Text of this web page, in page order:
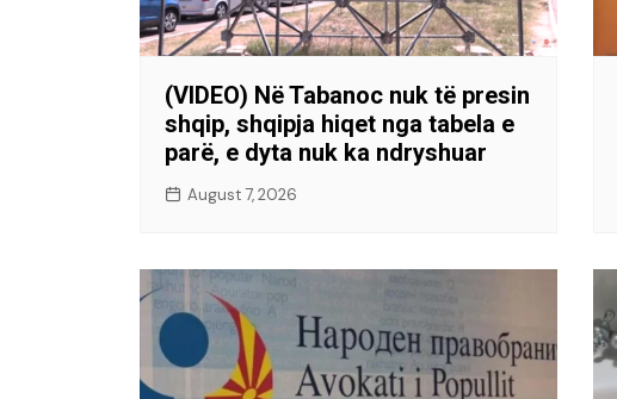
(VIDEO) Në Tabanoc nuk të presin
shqip, shqipja hiqet nga tabela e
parë, e dyta nuk ka ndryshuar
August 7, 2026